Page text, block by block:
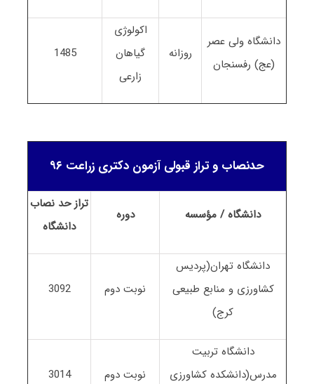
دانشگاه ولی عصر
(عج) رفسنجان
روزانه
اکولوژی
گیاهان
زارعی
1485
حدنصاب و تراز قبولی آزمون دکتری زراعت ۹۶
دانشگاه / مؤسسه دوره
تراز حد نصاب
دانشگاه
دانشگاه تهران(پردیس
کشاورزی و منابع طبیعی
کرج)
نوبت دوم 3092
دانشگاه تربیت
مدرس(دانشکده کشاورزی
نوبت دوم 3014